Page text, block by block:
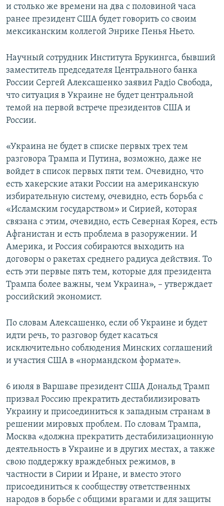
и столько же времени на два с половиной часа
ранее президент США будет говорить со своим
мексиканским коллегой Энрике Пенья Ньето.
Научный сотрудник Института Брукингса, бывший
заместитель председателя Центрального банка
России Сергей Алексашенко заявил Радіо Свобода,
что ситуация в Украине не будет центральной
темой на первой встрече президентов США и
России.
«Украина не будет в списке первых трех тем
разговора Трампа и Путина, возможно, даже не
войдет в список первых пяти тем. Очевидно, что
есть хакерские атаки России на американскую
избирательную систему, очевидно, есть борьба с
«Исламским государством» и Сирией, которая
связана с этим, очевидно, есть Северная Корея, есть
Афганистан и есть проблема в разоружении. И
Америка, и Россия собираются выходить на
договоры о ракетах среднего радиуса действия. То
есть эти первые пять тем, которые для президента
Трампа более важны, чем Украина», – утверждает
российский экономист.
По словам Алексашенко, если об Украине и будет
идти речь, то разговор будет касаться
исключительно соблюдения Минских соглашений
и участия США в «нормандском формате».
6 июля в Варшаве президент США Дональд Трамп
призвал Россию прекратить дестабилизировать
Украину и присоединиться к западным странам в
решении мировых проблем. По словам Трампа,
Москва «должна прекратить дестабилизационную
деятельность в Украине и в других местах, а также
свою поддержку враждебных режимов, в
частности в Сирии и Иране, и вместо этого
присоединиться к сообществу ответственных
народов в борьбе с общими врагами и для защиты